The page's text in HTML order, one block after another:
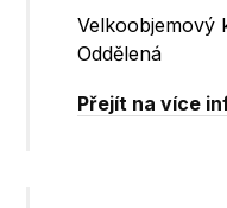
Velkoobjemový
Oddělená
Přejít na více